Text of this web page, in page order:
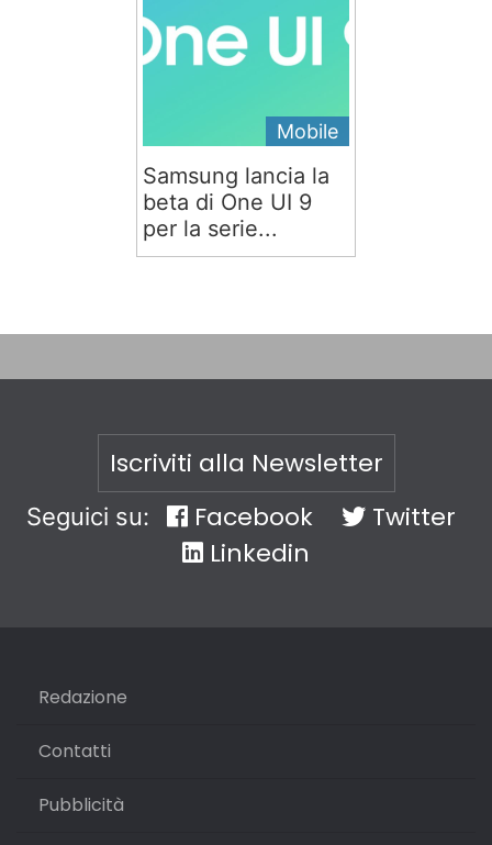
Mobile
Samsung lancia la
beta di One UI 9
per la serie...
Iscriviti alla Newsletter
Seguici su: Facebook
Twitter
Linkedin
Redazione
Contatti
Pubblicità